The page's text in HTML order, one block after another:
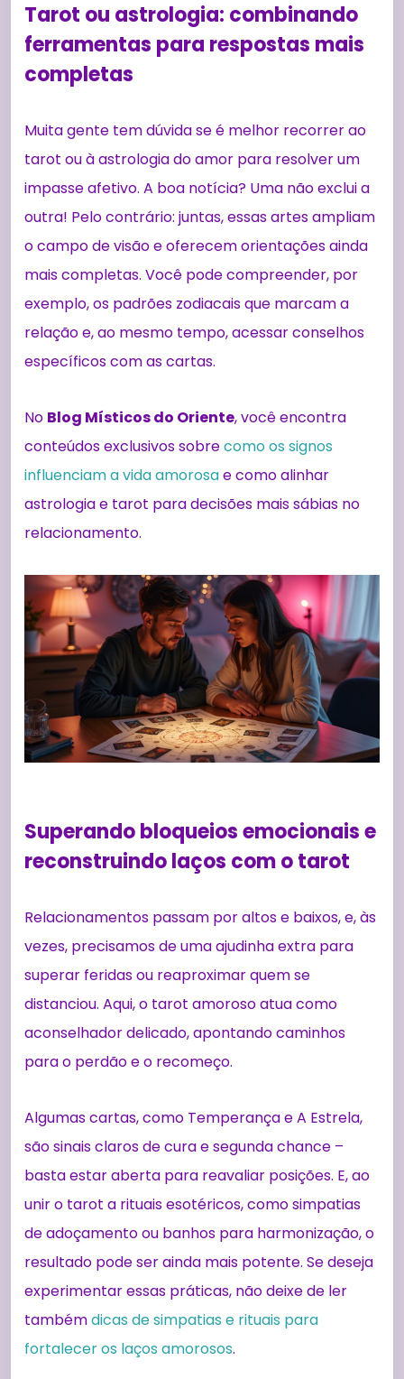
Tarot ou astrologia: combinando
ferramentas para respostas mais
completas
Muita gente tem dúvida se é melhor recorrer ao
tarot ou à astrologia do amor para resolver um
impasse afetivo. A boa notícia? Uma não exclui a
outra! Pelo contrário: juntas, essas artes ampliam
o campo de visão e oferecem orientações ainda
mais completas. Você pode compreender, por
exemplo, os padrões zodiacais que marcam a
relação e, ao mesmo tempo, acessar conselhos
específicos com as cartas.
No Blog Místicos do Oriente, você encontra
conteúdos exclusivos sobrecomo os signos
influenciam a vida amorosae como alinhar
astrologia e tarot para decisões mais sábias no
relacionamento.
Superando bloqueios emocionais e
reconstruindo laços com o tarot
Relacionamentos passam por altos e baixos, e, às
vezes, precisamos de uma ajudinha extra para
superar feridas ou reaproximar quem se
distanciou. Aqui, o tarot amoroso atua como
aconselhador delicado, apontando caminhos
para o perdão e o recomeço.
Algumas cartas, como Temperança e A Estrela,
são sinais claros de cura e segunda chance –
basta estar aberta para reavaliar posições. E, ao
unir o tarot a rituais esotéricos, como simpatias
de adoçamento ou banhos para harmonização, o
resultado pode ser ainda mais potente. Se deseja
experimentar essas práticas, não deixe de ler
tambémdicas de simpatias e rituais para
fortalecer os laços amorosos.